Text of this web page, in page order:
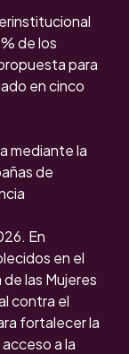
de los
para
en cinco
mediante la
de
En
en el
las Mujeres
contra el
fortalecer la
a la